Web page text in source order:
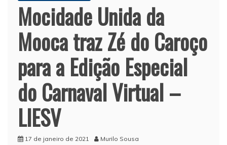
Mocidade Unida da
Mooca traz Zé do Caroço
para a Edição Especial
do Carnaval Virtual –
LIESV
17 de janeiro de 2021 Murilo Sousa